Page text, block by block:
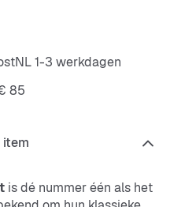
1-3 werkdagen
85
item
is dé nummer één als het